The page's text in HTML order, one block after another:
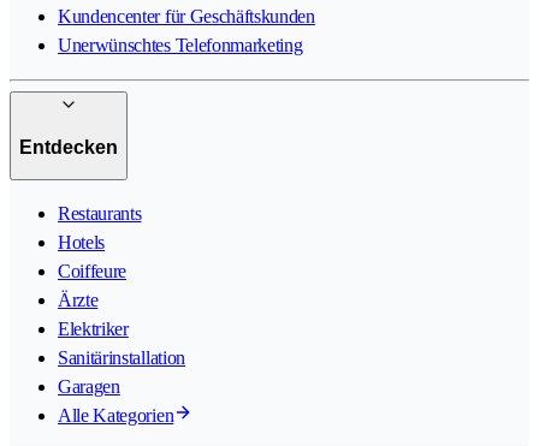
Kundencenter für Geschäftskunden
Unerwünschtes Telefonmarketing
Entdecken
Restaurants
Hotels
Coiffeure
Ärzte
Elektriker
Sanitärinstallation
Garagen
Alle Kategorien